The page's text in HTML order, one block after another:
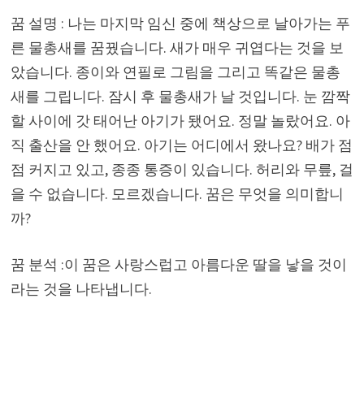
꿈 설명 : 나는 마지막 임신 중에 책상으로 날아가는 푸
른 물총새를 꿈꿨습니다. 새가 매우 귀엽다는 것을 보
았습니다. 종이와 연필로 그림을 그리고 똑같은 물총
새를 그립니다. 잠시 후 물총새가 날 것입니다. 눈 깜짝
할 사이에 갓 태어난 아기가 됐어요. 정말 놀랐어요. 아
직 출산을 안 했어요. 아기는 어디에서 왔나요? 배가 점
점 커지고 있고, 종종 통증이 있습니다. 허리와 무릎, 걸
을 수 없습니다. 모르겠습니다. 꿈은 무엇을 의미합니
까?
꿈 분석 :이 꿈은 사랑스럽고 아름다운 딸을 낳을 것이
라는 것을 나타냅니다.